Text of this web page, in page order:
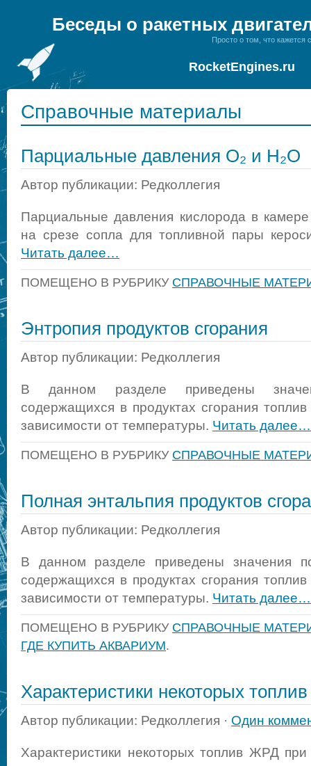
Беседы о ракетных
Просто о том, что кажется
RocketEngines.ru
Справочные материалы
Парциальные давления О₂ и H₂O
Автор публикации: Редколлегия
Парциальные давления кислорода в
на срезе сопла для топливной пары
Читать далее…
ПОМЕЩЕНО В РУБРИКУ СПРАВОЧНЫЕ
Энтропия продуктов сгорания
Автор публикации: Редколлегия
В данном разделе приведены
содержащихся в продуктах сгорания
зависимости от температуры. Читать далее…
ПОМЕЩЕНО В РУБРИКУ СПРАВОЧНЫЕ
Полная энтальпия продуктов
Автор публикации: Редколлегия
В данном разделе приведены значения
содержащихся в продуктах сгорания
зависимости от температуры. Читать далее…
ПОМЕЩЕНО В РУБРИКУ СПРАВОЧНЫЕ
ГДЕ КУПИТЬ АКВАРИУМ.
Характеристики некоторых
Автор публикации: Редколлегия · Один
Характеристики некоторых топлив ЖРД